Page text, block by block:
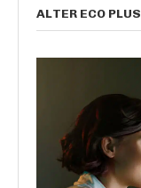
ALTER ECO PLUS